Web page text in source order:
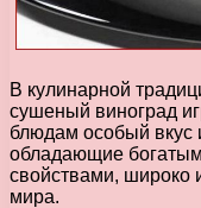
В кулинарной
сушеный виноград
блюдам особый вкус
обладающие
свойствами, широко
мира.